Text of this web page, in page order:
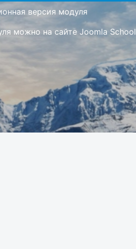
версия модуля
можно на сайте Joomla School